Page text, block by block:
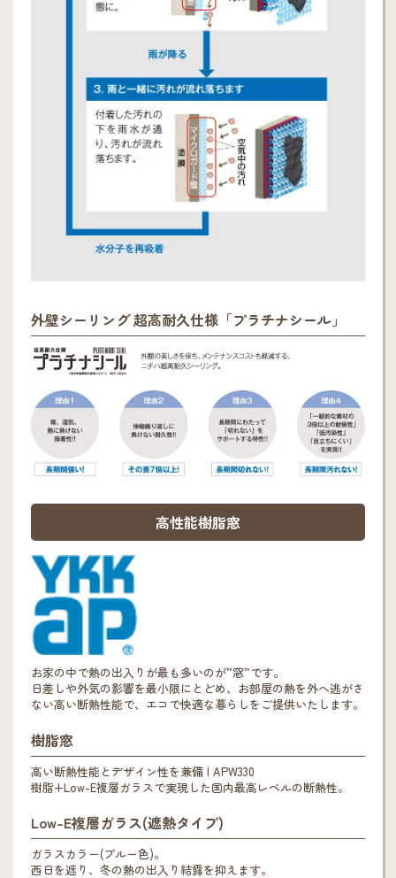
外壁シーリング 超高耐久仕様「プラチナシール」
高性能樹脂窓
お家の中で熱の出入りが最も多いのが”窓”です。
日差しや外気の影響を最小限にとどめ、お部屋の熱を外へ逃がさ
ない高い断熱性能で、エコで快適な暮らしをご提供いたします。
樹脂窓
高い断熱性能とデザイン性を兼備 | APW330
樹脂+Low-E複層ガラスで実現した国内最高レベルの断熱性。
Low-E複層ガラス(遮熱タイプ)
ガラスカラー(ブルー色)。
西日を遮り、冬の熱の出入り結露を抑えます。